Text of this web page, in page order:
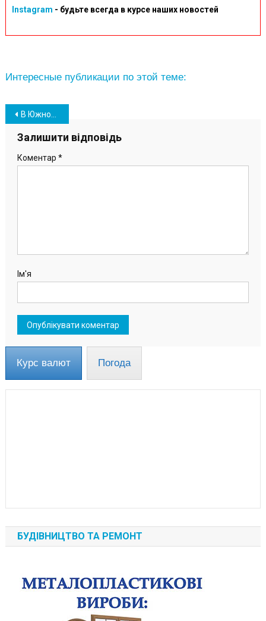
Instagram - будьте всегда в курсе наших новостей
Интересные публикации по этой теме:
Навігація
записів
В Южном отметили День местного самоуправления (видео, фото)
Залишити відповідь
Коментар *
Ім'я
Курс валют Погода
БУДІВНИЦТВО ТА РЕМОНТ